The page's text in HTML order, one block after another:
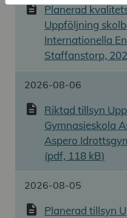
description Planerad
Uppföljning
Internationella
Staffanstorp,
description
Riktad tillsyn
Gymnasieskola
Aspero
(pdf, 118 kB)
2026-08-06
description
Planerad tillsyn
2026-08-05